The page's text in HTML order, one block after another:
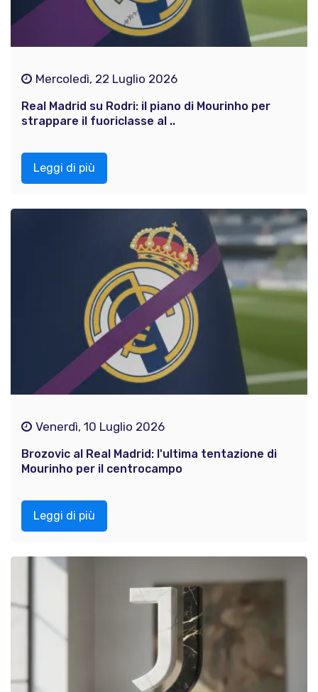
Mercoledì, 22 Luglio 2026
Real Madrid su Rodri: il piano di Mourinho per
strappare il fuoriclasse al ..
Leggi di più
Venerdì, 10 Luglio 2026
Brozovic al Real Madrid: l'ultima tentazione di
Mourinho per il centrocampo
Leggi di più